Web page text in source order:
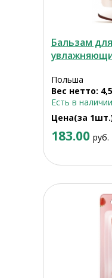
Бальзам
Польша
Вес нетто:
Есть в наличии
Цена(за
183.00 руб.